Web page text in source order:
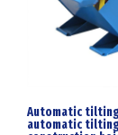
Automatic
automatic